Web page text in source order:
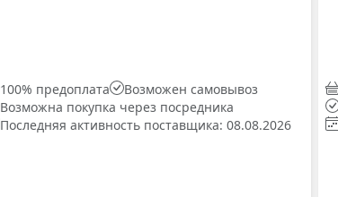
100% предоплата
Возможен самовывоз
Возможна покупка через посредника
Последняя активность поставщика: 08.08.2026